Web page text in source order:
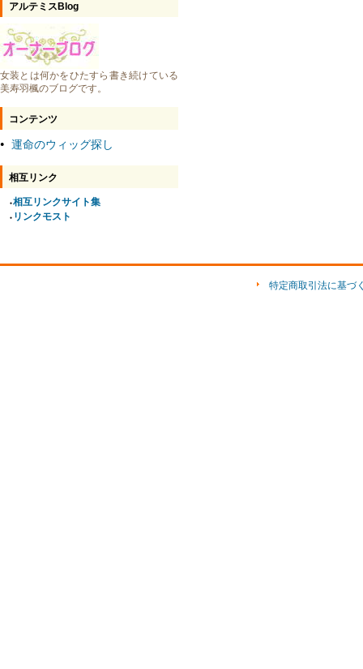
アルテミスBlog
女装とは何かをひたすら書き続けている
美寿羽楓のブログです。
コンテンツ
● 運命のウィッグ探し
相互リンク
●相互リンクサイト集
● リンクモスト
特定商取引法に基づ